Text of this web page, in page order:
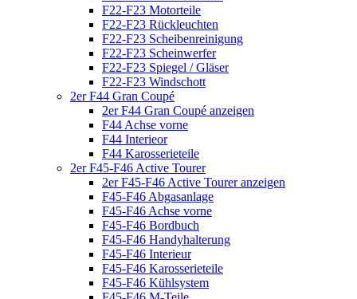
F22-F23 Motorteile
F22-F23 Rückleuchten
F22-F23 Scheibenreinigung
F22-F23 Scheinwerfer
F22-F23 Spiegel / Gläser
F22-F23 Windschott
2er F44 Gran Coupé
2er F44 Gran Coupé anzeigen
F44 Achse vorne
F44 Interieor
F44 Karosserieteile
2er F45-F46 Active Tourer
2er F45-F46 Active Tourer anzeigen
F45-F46 Abgasanlage
F45-F46 Achse vorne
F45-F46 Bordbuch
F45-F46 Handyhalterung
F45-F46 Interieur
F45-F46 Karosserieteile
F45-F46 Kühlsystem